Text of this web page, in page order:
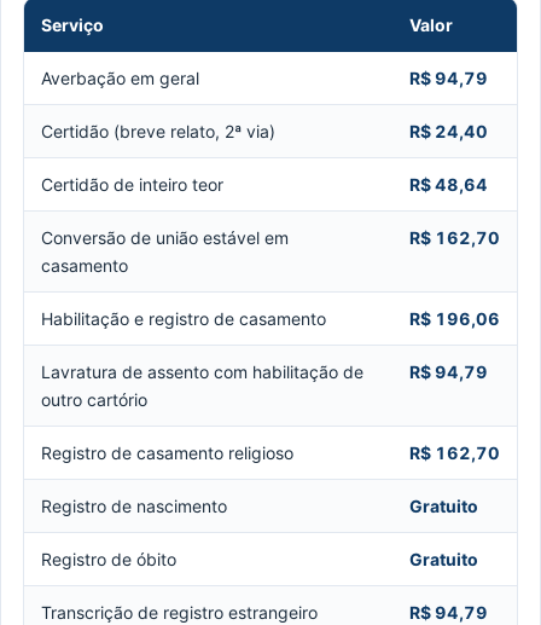
Serviço Valor
Averbação em geral R$ 94,79
Certidão (breve relato, 2ª via) R$ 24,40
Certidão de inteiro teor R$ 48,64
Conversão de união estável em
casamento
R$ 162,70
Habilitação e registro de casamento R$ 196,06
Lavratura de assento com habilitação de
outro cartório
R$ 94,79
Registro de casamento religioso R$ 162,70
Registro de nascimento Gratuito
Registro de óbito Gratuito
Transcrição de registro estrangeiro R$ 94,79